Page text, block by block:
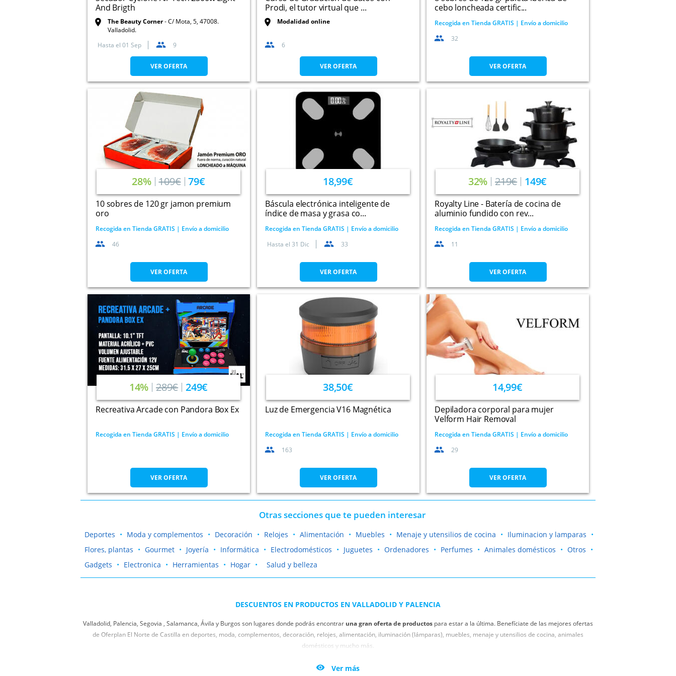
And Brigth
The Beauty Corner C/ Mota, 5, 47008.
Valladolid.
Hasta el 01 Sep 9
VER OFERTA
Prodi, el tutor virtual que ...
Modalidad online
6
VER OFERTA
cebo loncheada certific...
Recogida en Tienda GRATIS | Envío a domicilio
32
VER OFERTA
28% 109€ 79€
10 sobres de 120 gr jamon premium
oro
Recogida en Tienda GRATIS | Envío a domicilio
46
VER OFERTA
18,99€
Báscula electrónica inteligente de
índice de masa y grasa co...
Recogida en Tienda GRATIS | Envío a domicilio
Hasta el 31 Dic 33
VER OFERTA
32% 219€ 149€
Royalty Line - Batería de cocina de
aluminio fundido con rev...
Recogida en Tienda GRATIS | Envío a domicilio
11
VER OFERTA
14% 289€ 249€
Recreativa Arcade con Pandora Box Ex
Recogida en Tienda GRATIS | Envío a domicilio
VER OFERTA
38,50€
Luz de Emergencia V16 Magnética
Recogida en Tienda GRATIS | Envío a domicilio
163
VER OFERTA
14,99€
Depiladora corporal para mujer
Velform Hair Removal
Recogida en Tienda GRATIS | Envío a domicilio
29
VER OFERTA
Otras secciones que te pueden interesar
Deportes Moda y complementos Decoración Relojes Alimentación Muebles Menaje y utensilios de cocina
Iluminacion y lamparas
Flores, plantas
Gourmet Joyería Informática Electrodomésticos Juguetes Ordenadores Perfumes Animales domésticos
Otros
Gadgets
Electronica Herramientas Hogar Salud y belleza
DESCUENTOS EN PRODUCTOS EN VALLADOLID Y PALENCIA
Valladolid, Palencia, Segovia , Salamanca, Ávila y Burgos son lugares donde podrás encontrar una gran oferta de productos para estar a la última. Benefíciate de las mejores ofertas
de Oferplan El Norte de Castilla en deportes, moda, complementos, decoración, relojes, alimentación, iluminación (lámparas), muebles, menaje y utensilios de cocina, animales
domésticos y mucho más.
¡Consigue aquello que tanto deseas! No dejes de aprovechar estos inmejorables descuentos. Quedarás 100% satisfecho/a con la adquisición, gracias a los mejores productos de
 Ver más